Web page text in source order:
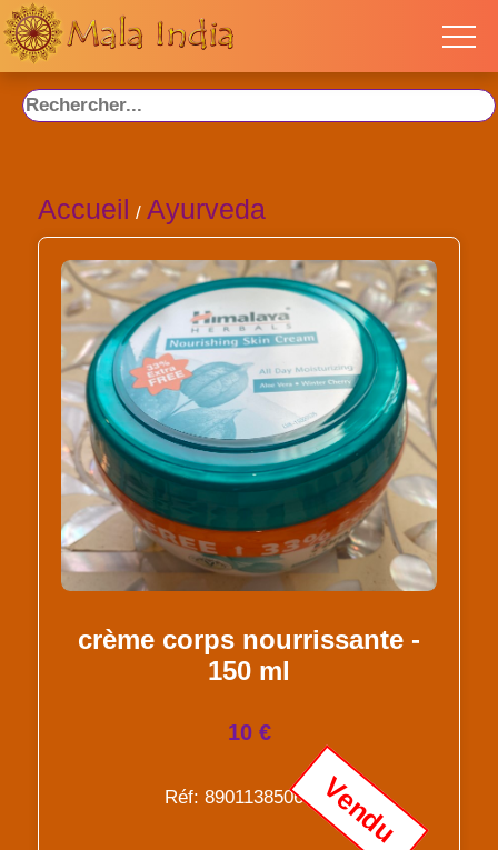
Accueil / Ayurveda
crème corps nourrissante -
150 ml
10 €
Réf: 8901138506384Vendu